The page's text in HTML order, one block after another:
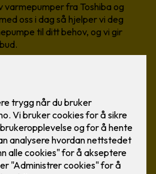
varmepumper fra Toshiba og
oss i dag så hjelper vi deg
til ditt behov, og vi gir